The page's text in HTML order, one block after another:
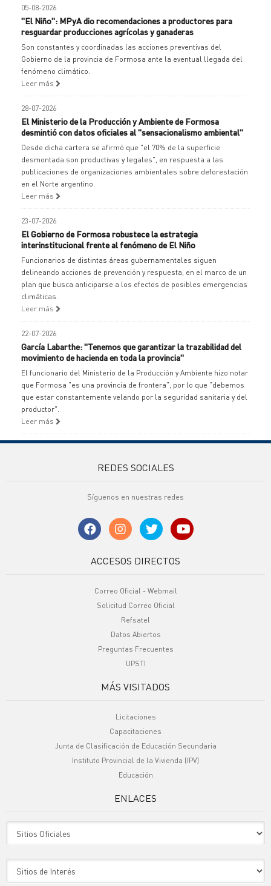
05-08-2026
"El Niño": MPyA dio recomendaciones a productores para
resguardar producciones agrícolas y ganaderas
Son constantes y coordinadas las acciones preventivas del
Gobierno de la provincia de Formosa ante la eventual llegada del
fenómeno climático.
Leer más
28-07-2026
El Ministerio de la Producción y Ambiente de Formosa
desmintió con datos oficiales al "sensacionalismo ambiental"
Desde dicha cartera se afirmó que "el 70% de la superficie
desmontada son productivas y legales", en respuesta a las
publicaciones de organizaciones ambientales sobre deforestación
en el Norte argentino.
Leer más
23-07-2026
El Gobierno de Formosa robustece la estrategia
interinstitucional frente al fenómeno de El Niño
Funcionarios de distintas áreas gubernamentales siguen
delineando acciones de prevención y respuesta, en el marco de un
plan que busca anticiparse a los efectos de posibles emergencias
climáticas.
Leer más
22-07-2026
García Labarthe: "Tenemos que garantizar la trazabilidad del
movimiento de hacienda en toda la provincia"
El funcionario del Ministerio de la Producción y Ambiente hizo notar
que Formosa "es una provincia de frontera", por lo que "debemos
que estar constantemente velando por la seguridad sanitaria y del
productor".
Leer más
REDES SOCIALES
Síguenos en nuestras redes
ACCESOS DIRECTOS
Correo Oficial - Webmail
Solicitud Correo Oficial
Refsatel
Datos Abiertos
Preguntas Frecuentes
UPSTI
MÁS VISITADOS
Licitaciones
Capacitaciones
Junta de Clasificación de Educación Secundaria
Instituto Provincial de la Vivienda (IPV)
Educación
ENLACES